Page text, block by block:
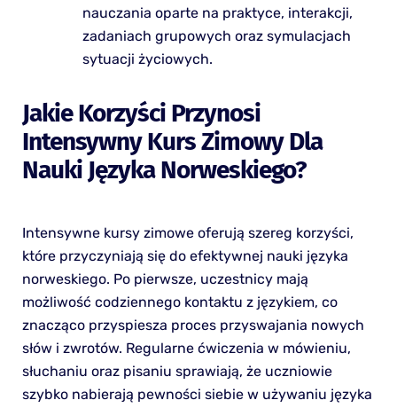
nauczania oparte na praktyce, interakcji,
zadaniach grupowych oraz symulacjach
sytuacji życiowych.
Jakie Korzyści Przynosi
Intensywny Kurs Zimowy Dla
Nauki Języka Norweskiego?
Intensywne kursy zimowe oferują szereg korzyści,
które przyczyniają się do efektywnej nauki języka
norweskiego. Po pierwsze, uczestnicy mają
możliwość codziennego kontaktu z językiem, co
znacząco przyspiesza proces przyswajania nowych
słów i zwrotów. Regularne ćwiczenia w mówieniu,
słuchaniu oraz pisaniu sprawiają, że uczniowie
szybko nabierają pewności siebie w używaniu języka